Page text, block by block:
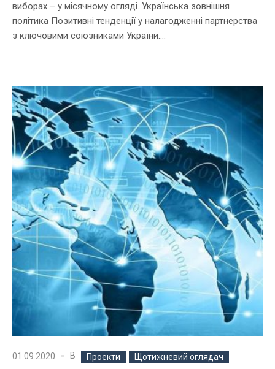
виборах – у місячному огляді. Українська зовнішня
політика Позитивні тенденції у налагодженні партнерства
з ключовими союзниками України....
01.09.2020 В Проекти Щотижневий оглядач